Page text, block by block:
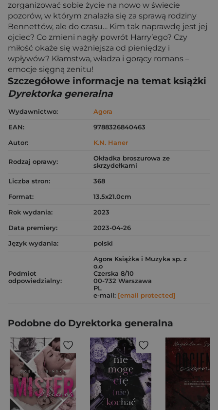
zorganizować sobie życie na nowo w świecie
pozorów, w którym znalazła się za sprawą rodziny
Bennettów, ale do czasu… Kim tak naprawdę jest jej
ojciec? Co zmieni nagły powrót Harry’ego? Czy
miłość okaże się ważniejsza od pieniędzy i
wpływów? Kłamstwa, władza i gorący romans –
emocje sięgną zenitu!
Szczegółowe informacje na temat książki
Dyrektorka generalna
Wydawnictwo:
Agora
EAN:
9788326840463
Autor:
K.N. Haner
Rodzaj oprawy:
Okładka broszurowa ze
skrzydełkami
Liczba stron:
368
Format:
13.5x21.0cm
Rok wydania:
2023
Data premiery:
2023-04-26
Język wydania:
polski
Podmiot
odpowiedzialny:
Agora Książka i Muzyka sp. z
o.o
Czerska 8/10
00-732 Warszawa
PL
e-mail: [email protected]
Podobne do Dyrektorka generalna